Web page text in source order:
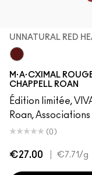
UNNATURAL RED
UnNatural Red
M·A·CXIMAL
CHAPPELL ROAN
Édition limitée,
Roan,
(0)
€27.00 €7.71 /g